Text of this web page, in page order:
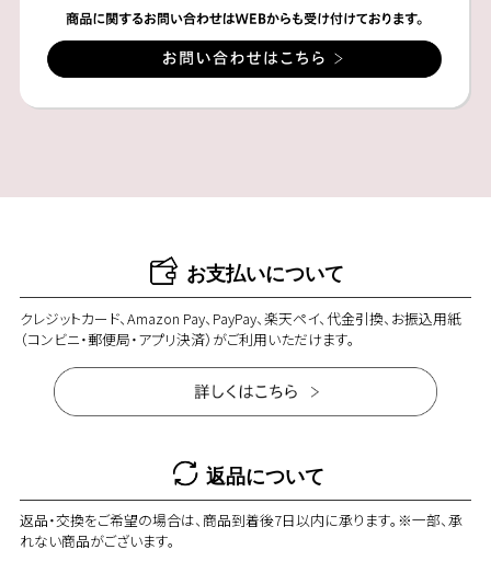
お支払いについて
クレジットカード、Amazon Pay、PayPay、楽天ペイ、代金引換、お振込用紙
（コンビニ・郵便局・アプリ決済）がご利用いただけます。
返品について
返品・交換をご希望の場合は、商品到着後7日以内に承ります。※一部、承
れない商品がございます。